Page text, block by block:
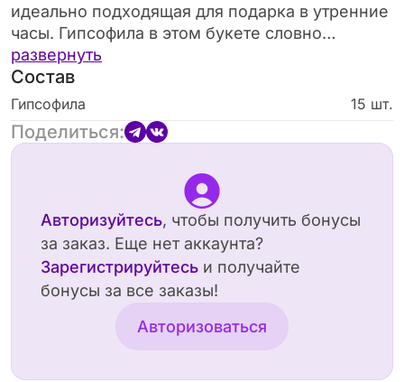
идеально подходящая для подарка в утренние
часы. Гипсофила в этом букете словно
мерцает, подчёркивая лёгкость и стиль.
развернуть
Состав
Гипсофила 15 шт.
Поделиться:
Авторизуйтесь, чтобы получить бонусы
за заказ. Еще нет аккаунта?
Зарегистрируйтесь и получайте
бонусы за все заказы!
Авторизоваться